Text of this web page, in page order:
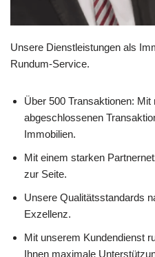
Unsere Dienstleistungen als
Rundum-Service.
Über 500 Transaktionen:
abgeschlossenen
Immobilien.
Mit einem starken
zur Seite.
Unsere Qualitätsstandards
Exzellenz.
Mit unserem Kundendienst
Ihnen maximale